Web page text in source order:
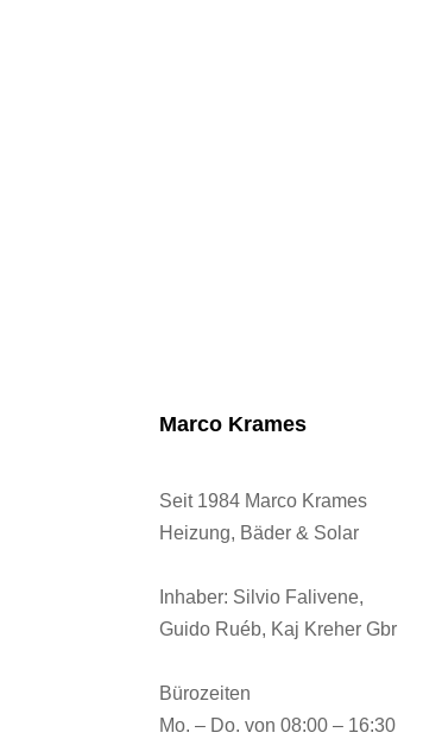
Marco Krames
Seit 1984 Marco Krames
Heizung, Bäder & Solar
Inhaber: Silvio Falivene,
Guido Ruéb, Kaj Kreher Gbr
Bürozeiten
Mo. – Do. von 08:00 – 16:30